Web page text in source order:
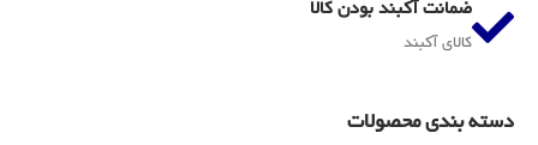
ضمانت آکبند بودن کالا
کالای آکبند
دسته بندی محصولات